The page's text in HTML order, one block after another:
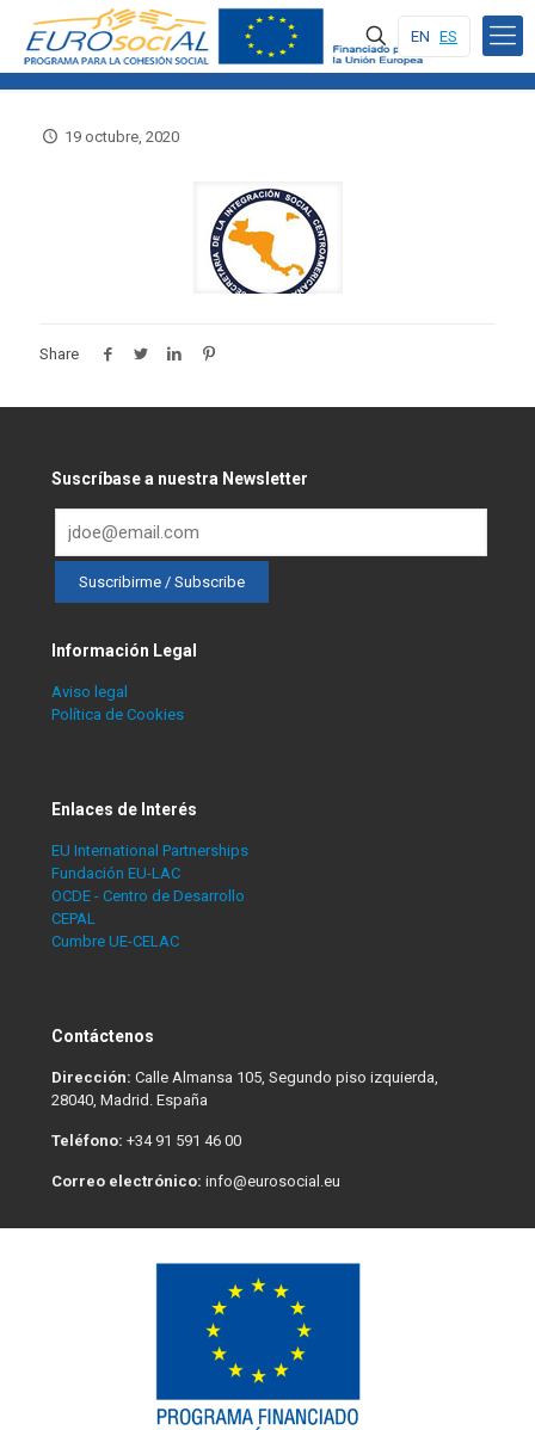
EN ES
19 octubre, 2020
Share
Suscríbase a nuestra Newsletter
Información Legal
Aviso legal
Política de Cookies
Enlaces de Interés
EU International Partnerships
Fundación EU-LAC
OCDE - Centro de Desarrollo
CEPAL
Cumbre UE-CELAC
Contáctenos
Dirección: Calle Almansa 105, Segundo piso izquierda,
28040, Madrid. España
Teléfono: +34 91 591 46 00
Correo electrónico: info@eurosocial.eu